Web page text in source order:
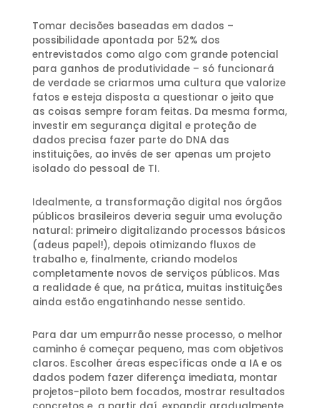
Tomar decisões baseadas em dados –
possibilidade apontada por 52% dos
entrevistados como algo com grande potencial
para ganhos de produtividade – só funcionará
de verdade se criarmos uma cultura que valorize
fatos e esteja disposta a questionar o jeito que
as coisas sempre foram feitas. Da mesma forma,
investir em segurança digital e proteção de
dados precisa fazer parte do DNA das
instituições, ao invés de ser apenas um projeto
isolado do pessoal de TI.
Idealmente, a transformação digital nos órgãos
públicos brasileiros deveria seguir uma evolução
natural: primeiro digitalizando processos básicos
(adeus papel!), depois otimizando fluxos de
trabalho e, finalmente, criando modelos
completamente novos de serviços públicos. Mas
a realidade é que, na prática, muitas instituições
ainda estão engatinhando nesse sentido.
Para dar um empurrão nesse processo, o melhor
caminho é começar pequeno, mas com objetivos
claros. Escolher áreas específicas onde a IA e os
dados podem fazer diferença imediata, montar
projetos-piloto bem focados, mostrar resultados